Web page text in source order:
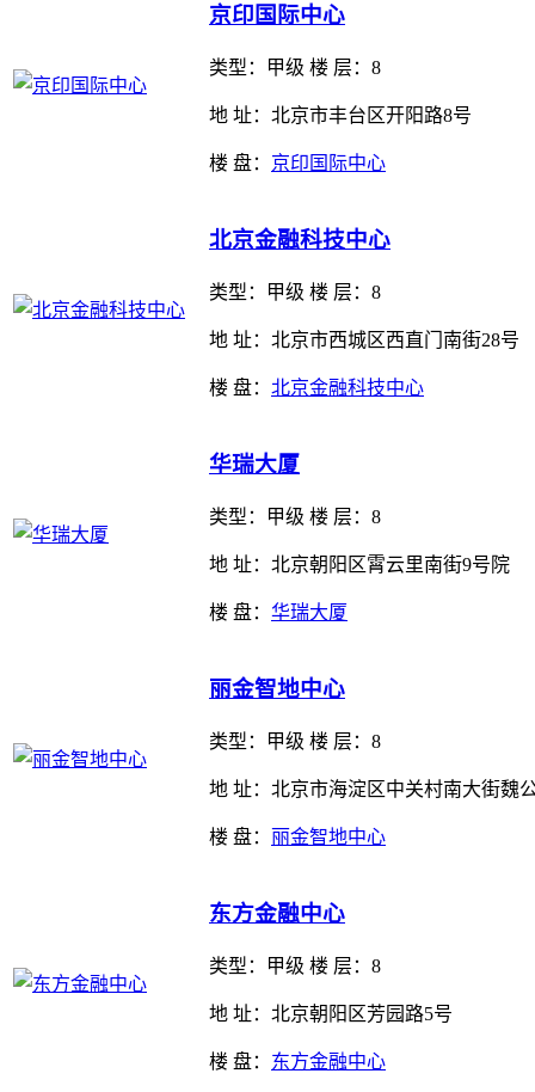
京印国际中心
类型： 甲级 楼 层：8
地 址：北京市丰台区开阳路8号
楼 盘： 京印国际中心
北京金融科技中心
类型： 甲级 楼 层：8
地 址：北京市西城区西直门南街28号
楼 盘： 北京金融科技中心
华瑞大厦
类型： 甲级 楼 层：8
地 址：北京朝阳区霄云里南街9号院
楼 盘： 华瑞大厦
丽金智地中心
类型： 甲级 楼 层：8
地 址：北京市海淀区中关村南大街魏
楼 盘： 丽金智地中心
东方金融中心
类型： 甲级 楼 层：8
地 址：北京朝阳区芳园路5号
楼 盘： 东方金融中心